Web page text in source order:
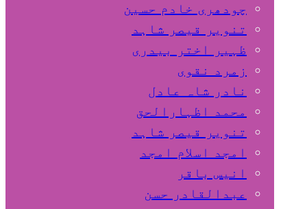
چودھری خادم حسین
تنویر قیصر شاہد
ظہیر اختر بیدری
زمرد نقوی
نادر شاہ عادل
محمد اظہارالحق
تنویر قیصر شاہد
امجد اسلام امجد
انیس باقر
عبدالقادر حسن